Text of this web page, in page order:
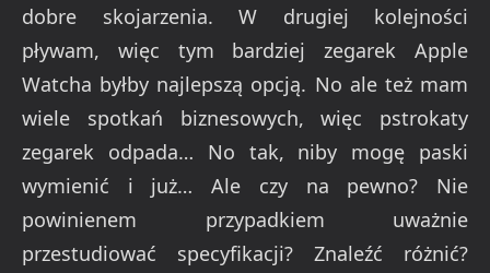
dobre skojarzenia. W drugiej kolejności
pływam, więc tym bardziej zegarek Apple
Watcha byłby najlepszą opcją. No ale też mam
wiele spotkań biznesowych, więc pstrokaty
zegarek odpada… No tak, niby mogę paski
wymienić i już… Ale czy na pewno? Nie
powinienem przypadkiem uważnie
przestudiować specyfikacji? Znaleźć różnić?